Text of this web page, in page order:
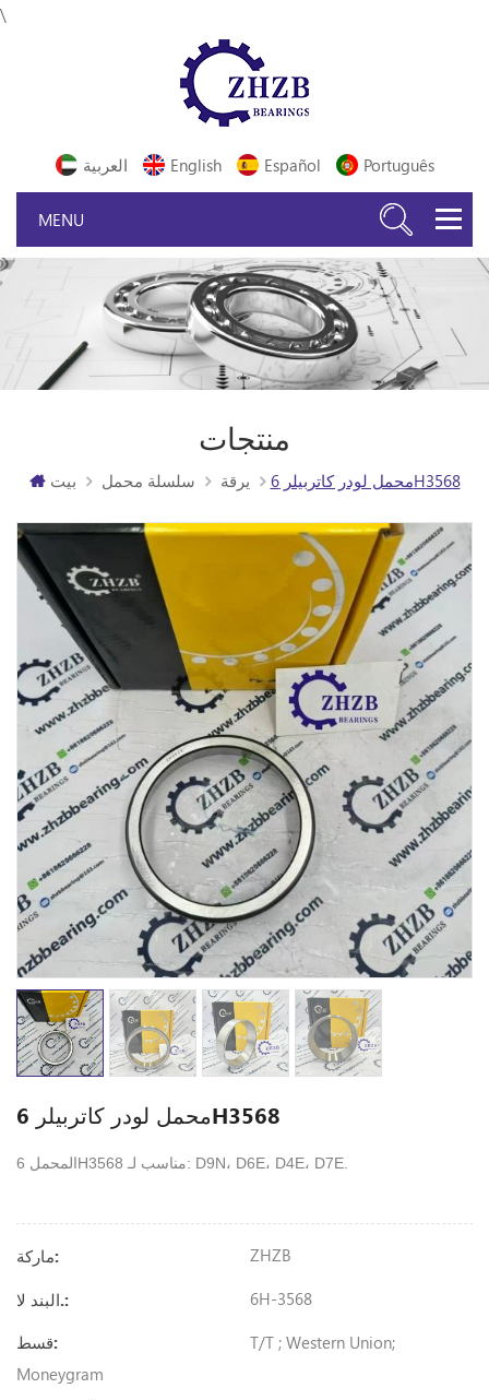
\
العربية English Español Português
منتجات
بيت سلسلة محمل يرقة محمل لودر كاتربيلر 6H3568
محمل لودر كاتربيلر 6H3568
المحمل 6H3568 مناسب لـ: D9N، D6E، D4E، D7E.
ماركة: ZHZB
البند لا.: 6H-3568
قسط:
T/T ; Western Union;
Moneygram